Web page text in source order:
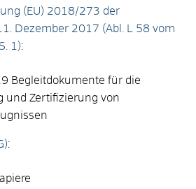
(EU) 2018/273 der
Dezember 2017 (Abl. L 58 vom
1):
Begleitdokumente für die
und Zertifizierung von
: